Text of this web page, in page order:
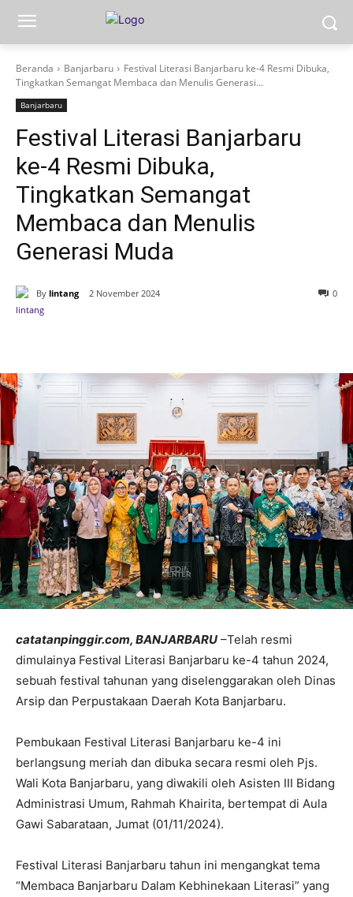
Beranda Banjarbaru
Festival Literasi Banjarbaru ke-4 Resmi Dibuka,
Tingkatkan Semangat Membaca dan Menulis Generasi...
Banjarbaru
Festival Literasi Banjarbaru
ke-4 Resmi Dibuka,
Tingkatkan Semangat
Membaca dan Menulis
Generasi Muda
By lintang 2 November 2024 0
catatanpinggir.com, BANJARBARU –Telah resmi
dimulainya Festival Literasi Banjarbaru ke-4 tahun 2024,
sebuah festival tahunan yang diselenggarakan oleh Dinas
Arsip dan Perpustakaan Daerah Kota Banjarbaru.
Pembukaan Festival Literasi Banjarbaru ke-4 ini
berlangsung meriah dan dibuka secara resmi oleh Pjs.
Wali Kota Banjarbaru, yang diwakili oleh Asisten III Bidang
Administrasi Umum, Rahmah Khairita, bertempat di Aula
Gawi Sabarataan, Jumat (01/11/2024).
Festival Literasi Banjarbaru tahun ini mengangkat tema
“Membaca Banjarbaru Dalam Kebhinekaan Literasi” yang